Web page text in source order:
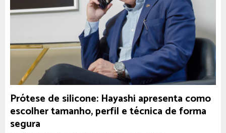
Prótese de silicone: Hayashi apresenta como
escolher tamanho, perfil e técnica de forma
segura